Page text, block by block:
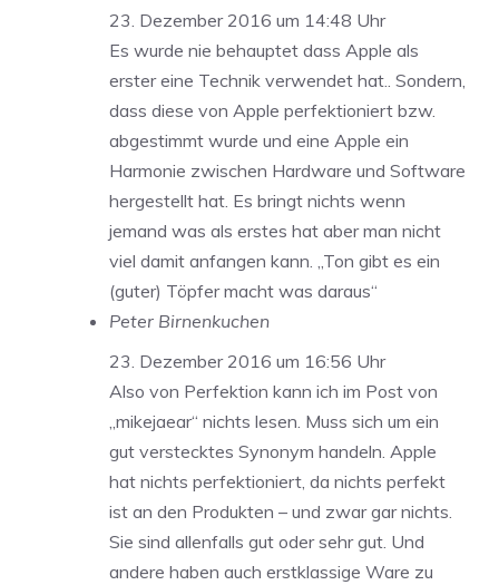
23. Dezember 2016 um 14:48 Uhr
Es wurde nie behauptet dass Apple als
erster eine Technik verwendet hat.. Sondern,
dass diese von Apple perfektioniert bzw.
abgestimmt wurde und eine Apple ein
Harmonie zwischen Hardware und Software
hergestellt hat. Es bringt nichts wenn
jemand was als erstes hat aber man nicht
viel damit anfangen kann. „Ton gibt es ein
(guter) Töpfer macht was daraus“
Peter Birnenkuchen
23. Dezember 2016 um 16:56 Uhr
Also von Perfektion kann ich im Post von
„mikejaear“ nichts lesen. Muss sich um ein
gut verstecktes Synonym handeln. Apple
hat nichts perfektioniert, da nichts perfekt
ist an den Produkten – und zwar gar nichts.
Sie sind allenfalls gut oder sehr gut. Und
andere haben auch erstklassige Ware zu